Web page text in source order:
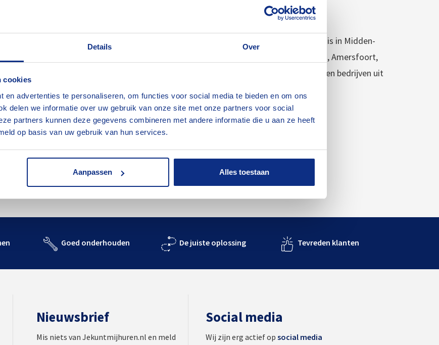
Details Over
cookies
en advertenties te personaliseren, om functies voor social media te bieden en om ons
delen we informatie over uw gebruik van onze site met onze partners voor social
partners kunnen deze gegevens combineren met andere informatie die u aan ze heeft
op basis van uw gebruik van hun services.
Aanpassen Alles toestaan
kun
op dit gebied
We doen wat we
Wij zijn gevestigd in Veenendaal, Utrecht. Ons werkgebied is in Midden-
Nederland tussen de plaatsen Utrecht, Arnhem, Apeldoorn, Amersfoort,
Tiel en Nijmegen. Wij verhuren materiaal aan particulieren en bedrijven uit
Plan je route
Goed onderhouden De juiste oplossing Tevreden klanten
Nieuwsbrief
Mis niets van Jekuntmijhuren.nl en meld
Social media
Wij zijn erg actief op social media